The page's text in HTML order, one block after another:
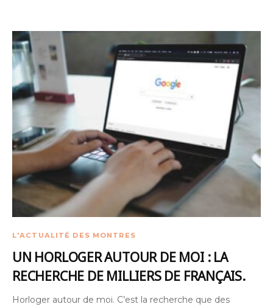
L'ACTUALITÉ DES MONTRES
UN HORLOGER AUTOUR DE MOI : LA
RECHERCHE DE MILLIERS DE FRANÇAIS.
Horloger autour de moi. C’est la recherche que des